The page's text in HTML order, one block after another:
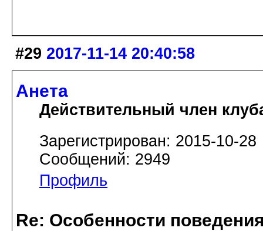
#29 2017-11-14 20:40:58
Анета
Действительный член
Зарегистрирован: 2015-10-28
Сообщений: 2949
Профиль
Re: Особенности